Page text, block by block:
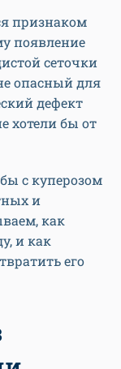
признаком
появление
сеточки
опасный для
дефект
хотели бы от
с куперозом
и
как
и как
его